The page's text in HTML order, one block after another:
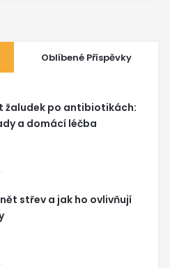
Oblíbené Příspěvky
žaludek po antibiotikách:
a domácí léčba
střev a jak ho ovlivňují